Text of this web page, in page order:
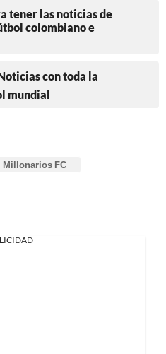
tener las noticias de
colombiano e
con toda la
mundial
Millonarios FC